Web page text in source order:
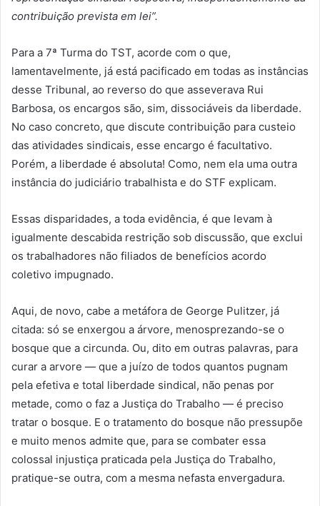
contribuição prevista em lei”.
Para a 7ª Turma do TST, acorde com o que,
lamentavelmente, já está pacificado em todas as instâncias
desse Tribunal, ao reverso do que asseverava Rui
Barbosa, os encargos são, sim, dissociáveis da liberdade.
No caso concreto, que discute contribuição para custeio
das atividades sindicais, esse encargo é facultativo.
Porém, a liberdade é absoluta! Como, nem ela uma outra
instância do judiciário trabalhista e do STF explicam.
Essas disparidades, a toda evidência, é que levam à
igualmente descabida restrição sob discussão, que exclui
os trabalhadores não filiados de benefícios acordo
coletivo impugnado.
Aqui, de novo, cabe a metáfora de George Pulitzer, já
citada: só se enxergou a árvore, menosprezando-se o
bosque que a circunda. Ou, dito em outras palavras, para
curar a arvore — que a juízo de todos quantos pugnam
pela efetiva e total liberdade sindical, não penas por
metade, como o faz a Justiça do Trabalho — é preciso
tratar o bosque. E o tratamento do bosque não pressupõe
e muito menos admite que, para se combater essa
colossal injustiça praticada pela Justiça do Trabalho,
pratique-se outra, com a mesma nefasta envergadura.